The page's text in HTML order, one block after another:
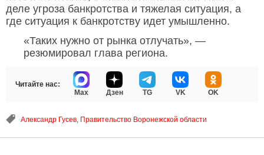
деле угроза банкротства и тяжелая ситуация, а
где ситуация к банкротству идет умышленно.
«Таких нужно от рынка отлучать», —
резюмировал глава региона.
Читайте нас:
Max
Дзен TG VK OK
Александр Гусев, Правительство Воронежской области